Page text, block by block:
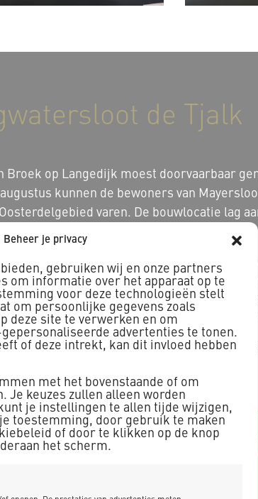
Beheer je privacy
gebruiken wij en onze partners
om informatie over het apparaat op te
voor deze technologieën stelt
om persoonlijke gegevens zoals
deze site te verwerken en om
advertenties te tonen.
of deze intrekt, kan dit invloed hebben
met het bovenstaande of om
Je keuzes zullen alleen worden
je instellingen te allen tijde wijzigen,
toestemming, door gebruik te maken
of door te klikken op de knop
het scherm.
de Tjalk
Broek op Langedijk moest doorvaarbaar
kunnen de bewoners van
varen. De bouwlocatie lag
in Broek op Langedijk.
van de twee duikers en sloeg een
waterpeil op te kunnen vangen. Het
het aanbrengen van riolering, een
Ook worden er steigers
bij de Bewuste Bouwers omdat de